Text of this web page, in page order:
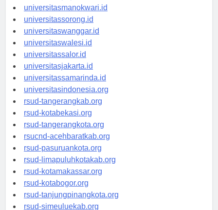
universitaspapua.id
universitasmanokwari.id
universitassorong.id
universitaswanggar.id
universitaswalesi.id
universitassalor.id
universitasjakarta.id
universitassamarinda.id
universitasindonesia.org
rsud-tangerangkab.org
rsud-kotabekasi.org
rsud-tangerangkota.org
rsucnd-acehbaratkab.org
rsud-pasuruankota.org
rsud-limapuluhkotakab.org
rsud-kotamakassar.org
rsud-kotabogor.org
rsud-tanjungpinangkota.org